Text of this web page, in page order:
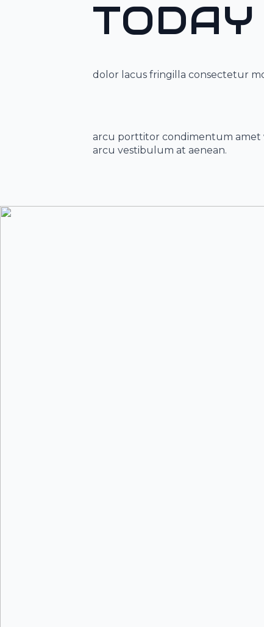
TODAY
dolor lacus fringilla consectetur
arcu porttitor condimentum amet
arcu vestibulum at aenean.